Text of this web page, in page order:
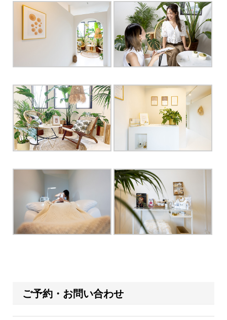
ご予約・お問い合わせ